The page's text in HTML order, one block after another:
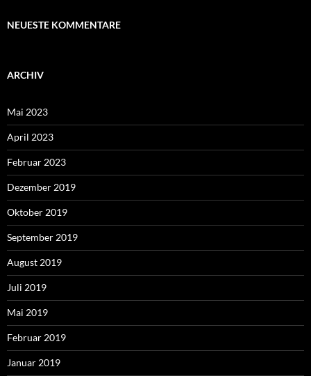
NEUESTE KOMMENTARE
ARCHIV
Mai 2023
April 2023
Februar 2023
Dezember 2019
Oktober 2019
September 2019
August 2019
Juli 2019
Mai 2019
Februar 2019
Januar 2019